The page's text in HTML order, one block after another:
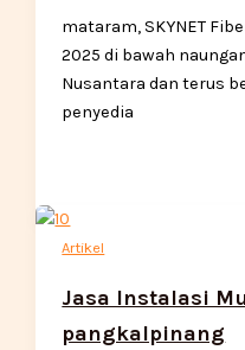
mataram, SKYNET
2025 di bawah
Nusantara dan terus
penyedia
Artikel
Jasa Instalasi
pangkalpinang